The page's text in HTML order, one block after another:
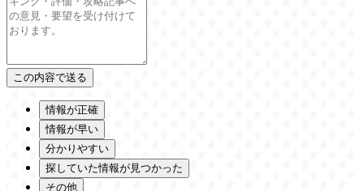
情報が正確
情報が早い
分かりやすい
探していた情報が見つかった
その他